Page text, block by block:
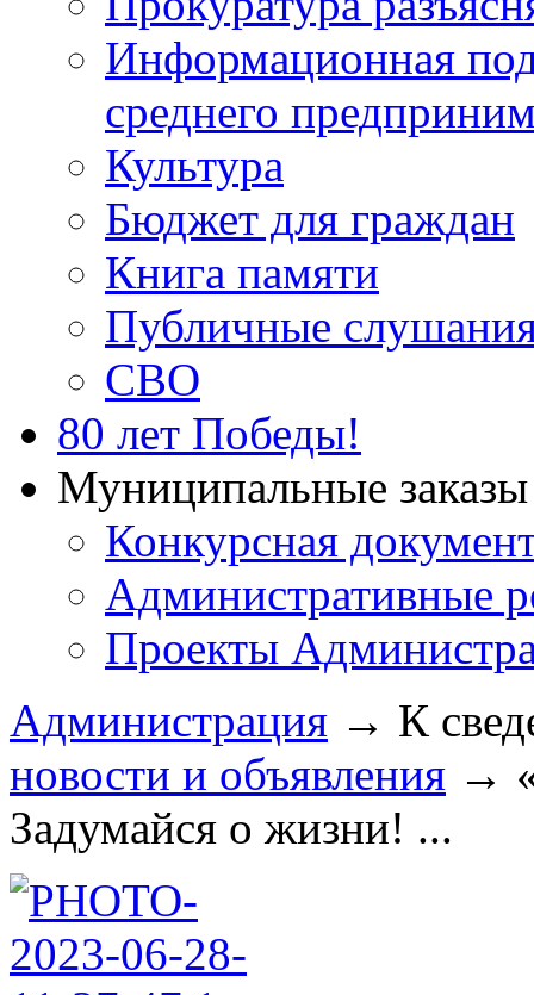
Информационная
среднего
Культура
Бюджет для граждан
Книга памяти
Публичные
СВО
80 лет Победы!
Муниципальные
Конкурсная
Административные
Проекты
Администрация → К
новости и объявления →
Задумайся о жизни! ...